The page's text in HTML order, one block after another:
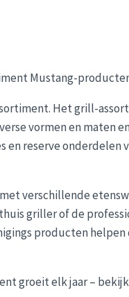
Mustang-
Het grill-
vormen en maten
reserve
verschillende
griller of de
producten
groeit elk jaar –